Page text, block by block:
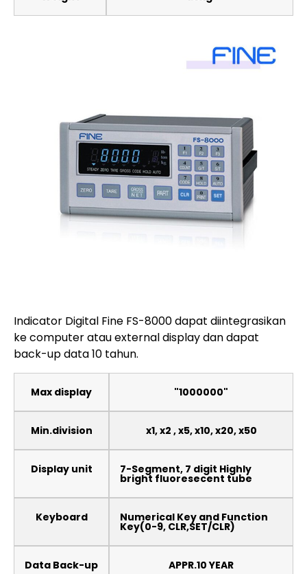
Indicator Digital Fine FS-8000 dapat diintegrasikan
ke computer atau external display dan dapat
back-up data 10 tahun.
Max display "1000000"
Min.division x1, x2 , x5, x10, x20, x50
Display unit 7-Segment, 7 digit Highly
bright fluoresecent tube
Keyboard Numerical Key and Function
Key(0-9, CLR,SET/CLR)
Data Back-up APPR.10 YEAR